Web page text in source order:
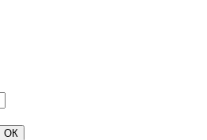
ОК